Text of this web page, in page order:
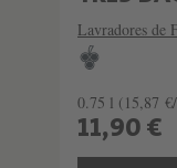
Lavradores de
0.75 l (15,87
11,90 €